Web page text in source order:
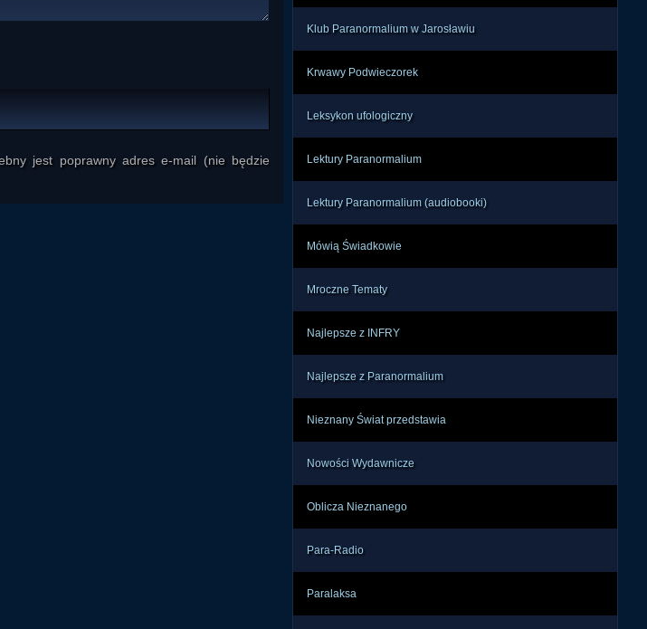
jest poprawny adres e-mail (nie będzie
Klub Paranormalium w Jarosławiu
Krwawy Podwieczorek
Leksykon ufologiczny
Lektury Paranormalium
Lektury Paranormalium (audiobooki)
Mówią Świadkowie
Mroczne Tematy
Najlepsze z INFRY
Najlepsze z Paranormalium
Nieznany Świat przedstawia
Nowości Wydawnicze
Oblicza Nieznanego
Para-Radio
Paralaksa